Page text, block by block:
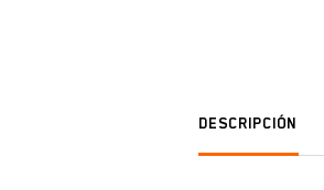
DESCRIPCIÓN